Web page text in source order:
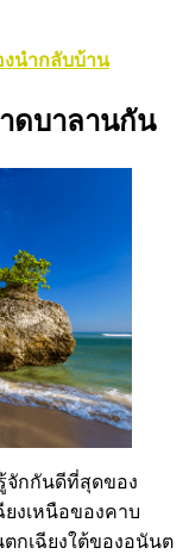
นำกลับบ้าน
ดบาลานกัน
จักกันดีที่สุดของ
ยงเหนือของคาบ
กเฉียงใต้ของอนันต